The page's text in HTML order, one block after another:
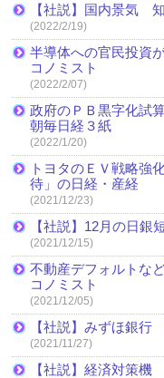
【社説】国内景気
(2022/2/19)
半導体への官民投資
コノミスト
(2022/2/07)
政府のＰＢ黒字化試
朝毎日経３紙
(2022/1/20)
トヨタのＥＶ戦略強
待」の日経・産経
(2021/12/23)
【社説】12月の日
(2021/12/15)
不動産デフォルトな
コノミスト
(2021/12/05)
【社説】みずほ銀
(2021/11/27)
【社説】経済対策